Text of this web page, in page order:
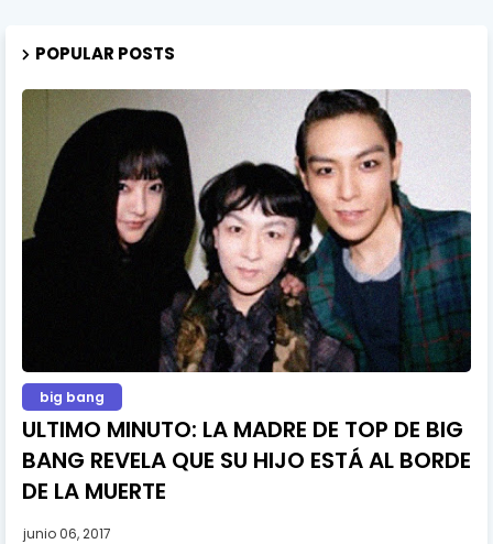
POPULAR POSTS
big bang
ULTIMO MINUTO: LA MADRE DE TOP DE BIG
BANG REVELA QUE SU HIJO ESTÁ AL BORDE
DE LA MUERTE
junio 06, 2017